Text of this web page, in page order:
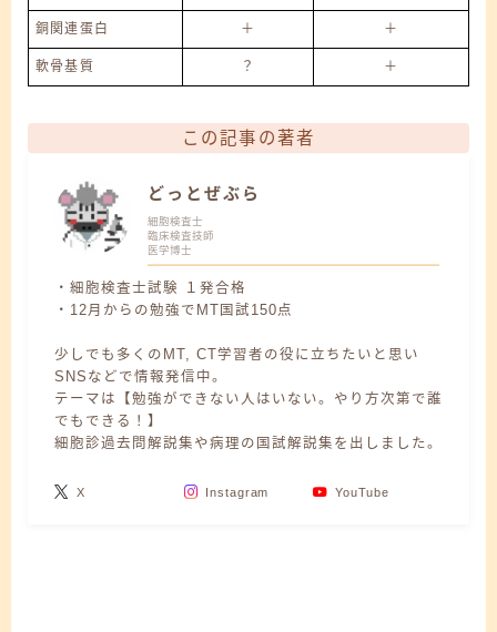
銅関連蛋白 ＋ ＋
軟骨基質 ？ ＋
この記事の著者
どっとぜぶら
細胞検査士
臨床検査技師
医学博士
・細胞検査士試験 １発合格
・12月からの勉強でMT国試150点
少しでも多くのMT, CT学習者の役に立ちたいと思い
SNSなどで情報発信中。
テーマは【勉強ができない人はいない。やり方次第で誰
でもできる！】
細胞診過去問解説集や病理の国試解説集を出しました。
X Instagram YouTube